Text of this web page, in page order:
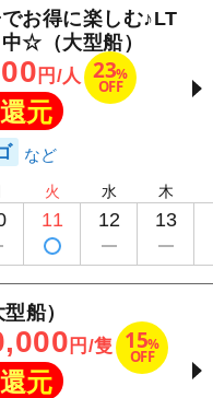
お得に楽しむ♪LT
☆（大型船）
円/人 23%
OFF
元
火
11
水
12
木
13
船）
円/隻 15%
OFF
元